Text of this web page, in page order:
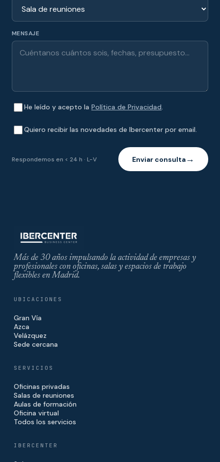
MENSAJE
He leído y acepto la Política de Privacidad.
Quiero recibir las novedades de Ibercenter por email.
Respondemos en < 24 h · L-V Enviar consulta→
Más de 30 años impulsando la actividad de empresas y
profesionales con oficinas, salas y espacios de trabajo
flexibles en Madrid.
UBICACIONES
Gran Vía
Azca
Velázquez
Sede cercana
SERVICIOS
Oficinas privadas
Salas de reuniones
Aulas de formación
Oficina virtual
Todos los servicios
IBERCENTER